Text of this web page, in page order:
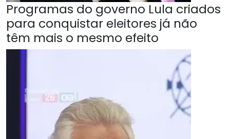
Programas do governo Lula criados
para conquistar eleitores já não
têm mais o mesmo efeito